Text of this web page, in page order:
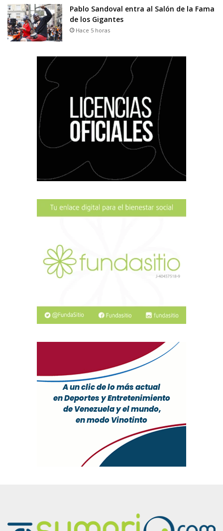
Pablo Sandoval entra al Salón de la Fama
de los Gigantes
Hace 5 horas